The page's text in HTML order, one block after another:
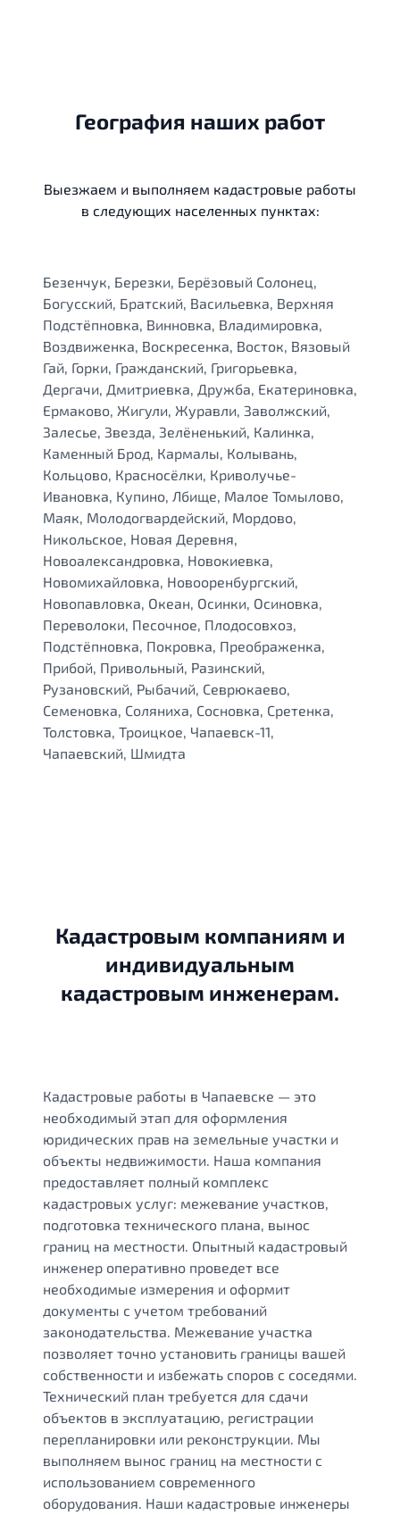
География наших работ
Выезжаем и выполняем кадастровые работы
в следующих населенных пунктах:
Безенчук, Березки, Берёзовый Солонец,
Богусский, Братский, Васильевка, Верхняя
Подстёпновка, Винновка, Владимировка,
Воздвиженка, Воскресенка, Восток, Вязовый
Гай, Горки, Гражданский, Григорьевка,
Дергачи, Дмитриевка, Дружба, Екатериновка,
Ермаково, Жигули, Журавли, Заволжский,
Залесье, Звезда, Зелёненький, Калинка,
Каменный Брод, Кармалы, Колывань,
Кольцово, Красносёлки, Криволучье-
Ивановка, Купино, Лбище, Малое Томылово,
Маяк, Молодогвардейский, Мордово,
Никольское, Новая Деревня,
Новоалександровка, Новокиевка,
Новомихайловка, Новооренбургский,
Новопавловка, Океан, Осинки, Осиновка,
Переволоки, Песочное, Плодосовхоз,
Подстёпновка, Покровка, Преображенка,
Прибой, Привольный, Разинский,
Рузановский, Рыбачий, Севрюкаево,
Семеновка, Соляниха, Сосновка, Сретенка,
Толстовка, Троицкое, Чапаевск-11,
Чапаевский, Шмидта
Кадастровым компаниям и
индивидуальным
кадастровым инженерам.
Кадастровые работы в Чапаевске — это
необходимый этап для оформления
юридических прав на земельные участки и
объекты недвижимости. Наша компания
предоставляет полный комплекс
кадастровых услуг: межевание участков,
подготовка технического плана, вынос
границ на местности. Опытный кадастровый
инженер оперативно проведет все
необходимые измерения и оформит
документы с учетом требований
законодательства. Межевание участка
позволяет точно установить границы вашей
собственности и избежать споров с соседями.
Технический план требуется для сдачи
объектов в эксплуатацию, регистрации
перепланировки или реконструкции. Мы
выполняем вынос границ на местности с
использованием современного
оборудования. Наши кадастровые инженеры